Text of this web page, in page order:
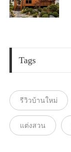
Tags
รีวิวบ้านใหม่
แต่งสวน